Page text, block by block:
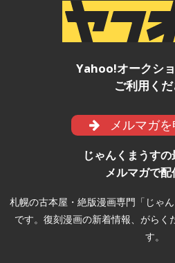
Yahoo!オークシ
ご利用く
メルマガ
じゃんくまうす
メルマガで配
札幌の古本屋・絶版漫画専門「じゃ
です。復刻漫画の新着情報、がらく
す。